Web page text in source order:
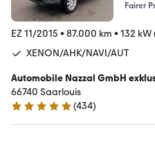
Fairer
EZ 11/2015 • 87.000 km • 132 kW
XENON/AHK/NAVI/AUT
Automobile Nazzal GmbH
66740 Saarlouis
4.8 Sterne
(434)